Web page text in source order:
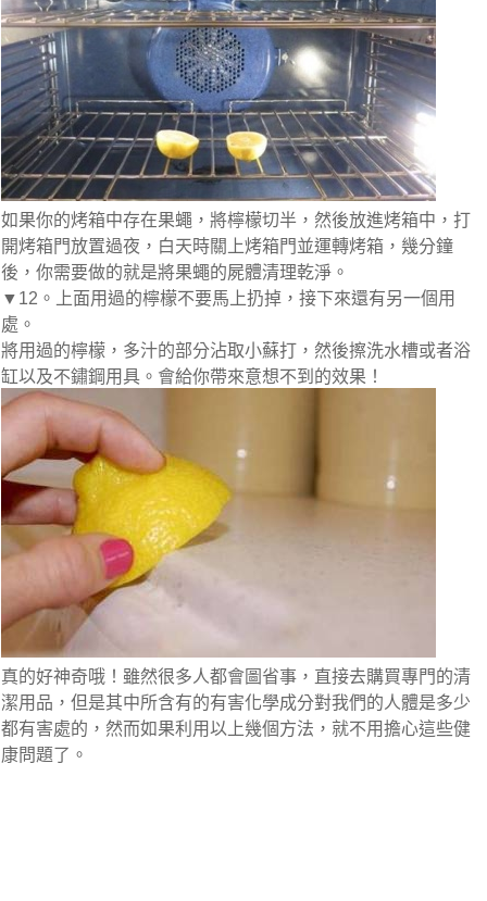
如果你的烤箱中存在果蠅，將檸檬切半，然後放進烤箱中，打
開烤箱門放置過夜，白天時關上烤箱門並運轉烤箱，幾分鐘
後，你需要做的就是將果蠅的屍體清理乾淨。
▼12。上面用過的檸檬不要馬上扔掉，接下來還有另一個用
處。
將用過的檸檬，多汁的部分沾取小蘇打，然後擦洗水槽或者浴
缸以及不鏽鋼用具。會給你帶來意想不到的效果！
真的好神奇哦！雖然很多人都會圖省事，直接去購買專門的清
潔用品，但是其中所含有的有害化學成分對我們的人體是多少
都有害處的，然而如果利用以上幾個方法，就不用擔心這些健
康問題了。